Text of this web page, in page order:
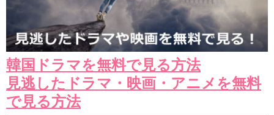
韓国ドラマを無料で見る方法
見逃したドラマ・映画・アニメを無料
で見る方法